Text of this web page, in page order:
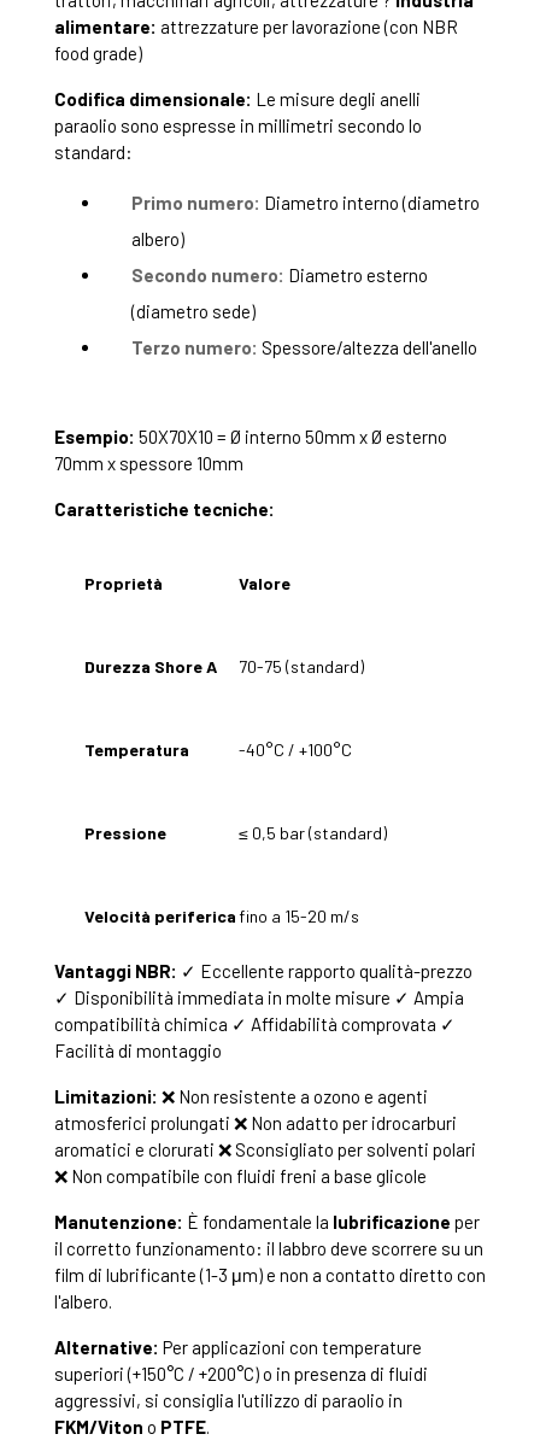
alimentare: attrezzature per lavorazione (con NBR
food grade)
Codifica dimensionale: Le misure degli anelli
paraolio sono espresse in millimetri secondo lo
standard:
Primo numero: Diametro interno (diametro
albero)
Secondo numero: Diametro esterno
(diametro sede)
Terzo numero: Spessore/altezza dell'anello
Esempio: 50X70X10 = Ø interno 50mm x Ø esterno
70mm x spessore 10mm
Caratteristiche tecniche:
Proprietà Valore
Durezza Shore A 70-75 (standard)
Temperatura -40°C / +100°C
Pressione ≤ 0,5 bar (standard)
Velocità perifericafino a 15-20 m/s
Vantaggi NBR: ✓ Eccellente rapporto qualità-prezzo
✓ Disponibilità immediata in molte misure ✓ Ampia
compatibilità chimica ✓ Affidabilità comprovata ✓
Facilità di montaggio
Limitazioni: ❌ Non resistente a ozono e agenti
atmosferici prolungati ❌ Non adatto per idrocarburi
aromatici e clorurati ❌ Sconsigliato per solventi polari
❌ Non compatibile con fluidi freni a base glicole
Manutenzione: È fondamentale la lubrificazione per
il corretto funzionamento: il labbro deve scorrere su un
film di lubrificante (1-3 μm) e non a contatto diretto con
l'albero.
Alternative: Per applicazioni con temperature
superiori (+150°C / +200°C) o in presenza di fluidi
aggressivi, si consiglia l'utilizzo di paraolio in
FKM/Viton o PTFE.